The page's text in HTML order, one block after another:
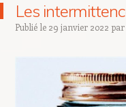
Les
Publié le 29 janvier 2022 par